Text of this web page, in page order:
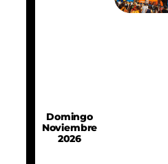
Domingo
Noviembre
2026